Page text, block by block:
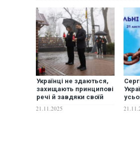
Українці не здаються,
захищають принципові
речі й завдяки своїй
історії, – Зеленський
21.11.2025